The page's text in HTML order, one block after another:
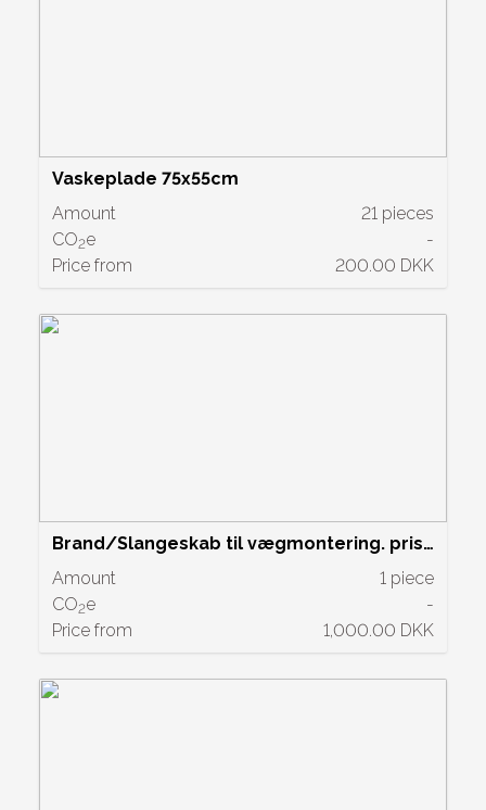
Vaskeplade 75x55cm
Amount
21 pieces
CO2e
-
Price from
200.00 DKK
Brand/Slangeskab til vægmontering. pris
pr/stk.
Amount
1 piece
CO2e
-
Price from
1,000.00 DKK